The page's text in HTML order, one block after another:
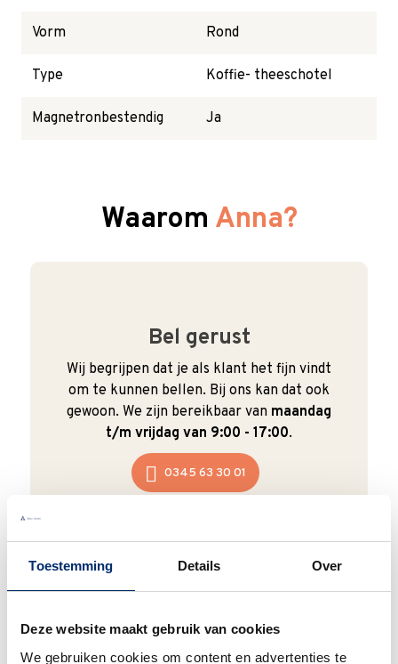
Toestemming Details Over
Deze website maakt gebruik van cookies
We gebruiken cookies om content en advertenties te
Vorm Rond
Type Koffie- theeschotel
Magnetronbestendig Ja
Waarom Anna?
Bel gerust
Wij begrijpen dat je als klant het fijn vindt
om te kunnen bellen. Bij ons kan dat ook
gewoon. We zijn bereikbaar van maandag
t/m vrijdag van 9:00 - 17:00.
0345 63 30 01
Duurzaam
We verpakken onze producten zorgvuldig
en duurzaam met hergebruikt karton en